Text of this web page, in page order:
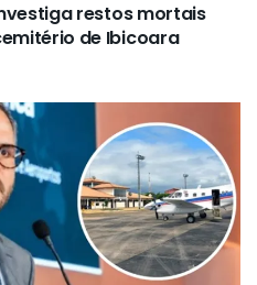
restos mortais
de Ibicoara